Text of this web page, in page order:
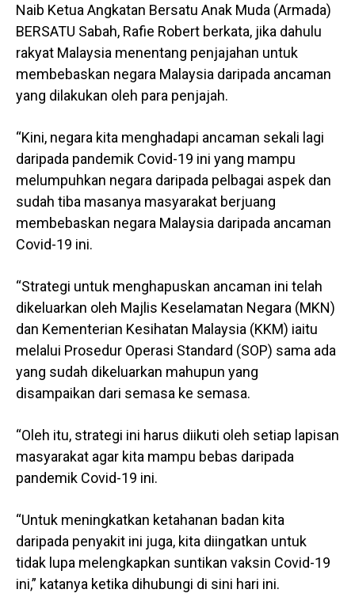
Naib Ketua Angkatan Bersatu Anak Muda (Armada)
BERSATU Sabah, Rafie Robert berkata, jika dahulu
rakyat Malaysia menentang penjajahan untuk
membebaskan negara Malaysia daripada ancaman
yang dilakukan oleh para penjajah.
“Kini, negara kita menghadapi ancaman sekali lagi
daripada pandemik Covid-19 ini yang mampu
melumpuhkan negara daripada pelbagai aspek dan
sudah tiba masanya masyarakat berjuang
membebaskan negara Malaysia daripada ancaman
Covid-19 ini.
“Strategi untuk menghapuskan ancaman ini telah
dikeluarkan oleh Majlis Keselamatan Negara (MKN)
dan Kementerian Kesihatan Malaysia (KKM) iaitu
melalui Prosedur Operasi Standard (SOP) sama ada
yang sudah dikeluarkan mahupun yang
disampaikan dari semasa ke semasa.
“Oleh itu, strategi ini harus diikuti oleh setiap lapisan
masyarakat agar kita mampu bebas daripada
pandemik Covid-19 ini.
“Untuk meningkatkan ketahanan badan kita
daripada penyakit ini juga, kita diingatkan untuk
tidak lupa melengkapkan suntikan vaksin Covid-19
ini,” katanya ketika dihubungi di sini hari ini.